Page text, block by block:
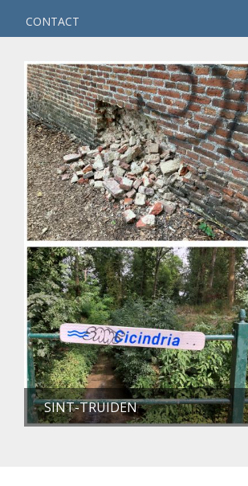
CONTACT
SINT-TRUIDEN